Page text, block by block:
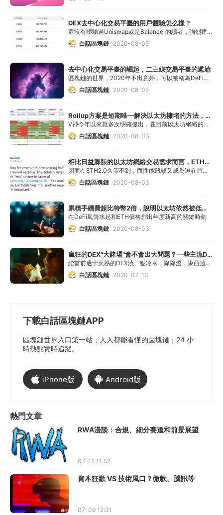
DEX去中心化交易平臺的用戶體驗怎么樣？
還沒有體驗過Uniswap或是Balancer的讀者，強烈建議你去體驗一下
白話區塊鏈 2020-08-05
去中心化交易平臺的崛起，二三線交易平臺的尷尬
區塊鏈的世界，2020年不出意外，可以被稱為DeFi之年
白話區塊鏈 2020-08-05
Rollup方案是短期唯一解決以太坊擁堵的方法，長期肯定是ETH2.0
V神今年以來就多次明確提出，在目前以太坊網絡的擁堵狀況下，短期內應致力于通過Rollup方案加以解決
白話區塊鏈 2020-08-03
相比日益膨脹的以太坊網絡交易需求而言，ETH2.0似乎都是遠水不解近渴
因而在ETH2.0久等不到，而性能瓶頸又成為迫在眉睫的攔路虎時，開始慢慢有一批項目選擇另辟蹊徑
白話區塊鏈 2020-08-03
累積手續費超比特幣2倍，說明以太坊依然被低估？解決擁堵問題再說
在DeFi風聲水起和ETH價格創出年度新高的關鍵時刻
白話區塊鏈 2020-08-03
瘋狂的DEX"大賭場"會不會出大問題？一些主流DEX的缺陷已經暴露...
給當前過于火熱的DEX澆一點冷水，降降溫，東西雖好，咱們也得全方位考察一下，優缺點都看不是？因為上一篇介紹了DEX的許多優點，所以本篇將會以缺點為主
白話區塊鏈 2020-07-13
下載白話區塊鏈APP
區塊鏈世界入口第一站，人人都能看懂的區塊鏈；24 小
時熱點實時追蹤。
iPhone版 Android版
熱門文章
RWA漫談：合規、細分賽道和前景展望
07-12 11:52
資本狂歡 VS 技術風口？微軟、騰訊等
07-09 12:31